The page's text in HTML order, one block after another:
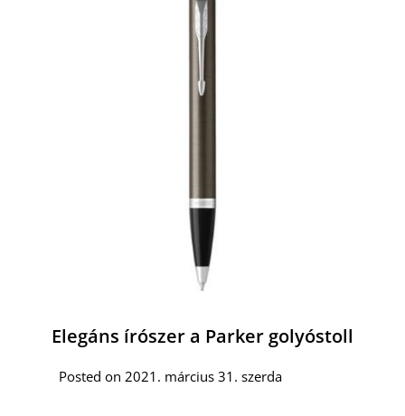
Elegáns írószer a Parker golyóstoll
Posted on 2021. március 31. szerda